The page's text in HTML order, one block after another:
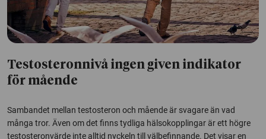
Testosteronnivå ingen given indikator
för mående
Sambandet mellan testosteron och mående är svagare än vad
många tror. Även om det finns tydliga hälsokopplingar är ett högre
testosteronvärde inte alltid nyckeln till välbefinnande. Det visar en